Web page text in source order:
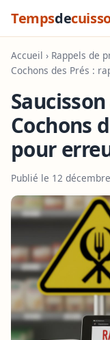
Tempsde
Accueil › Rappels de
Cochons des Prés :
Cochons
pour
Publié le 12